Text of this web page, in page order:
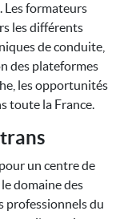
Les formateurs
les différents
de conduite,
des plateformes
les opportunités
toute la France.
un centre de
domaine des
professionnels du